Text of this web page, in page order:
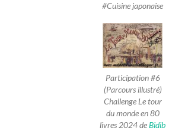
#Cuisine japonaise
Participation #6
(Parcours illustré)
Challenge Le tour
du monde en 80
livres 2024 deBidib